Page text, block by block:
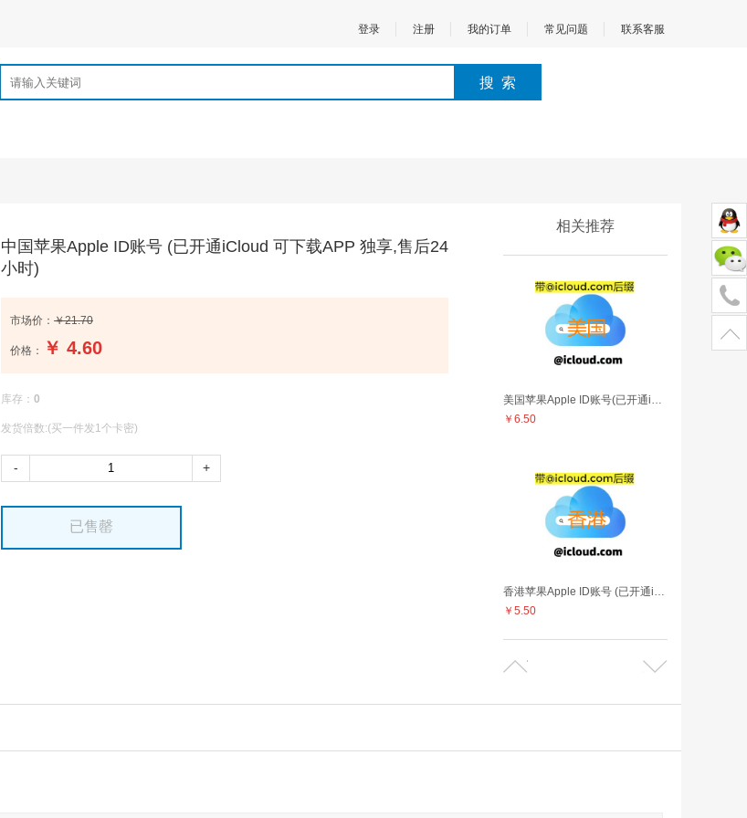
登录 注册 我的订单 常见问题 联系客服
中国苹果Apple ID账号 (已开通iCloud 可下载APP 独享,售后24
小时)
市场价： ￥21.70
价格： ￥ 4.60
库存： 0
发货倍数:(买一件发1个卡密)
- +
已售罄
相关推荐
美国苹果Apple ID账号(已开通iCloud 可下载APP 可转区 独享,售后24小时)
￥6.50
香港苹果Apple ID账号 (已开通iCloud 可下载APP 独享,售后24小时)
￥5.50